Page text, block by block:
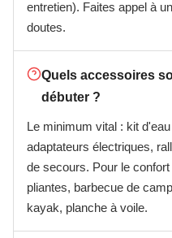
entretien). Faites appel à
doutes.
Quels accessoires
débuter ?
Le minimum vital : kit
adaptateurs électriques,
de secours. Pour le
pliantes, barbecue de
kayak, planche à voile.